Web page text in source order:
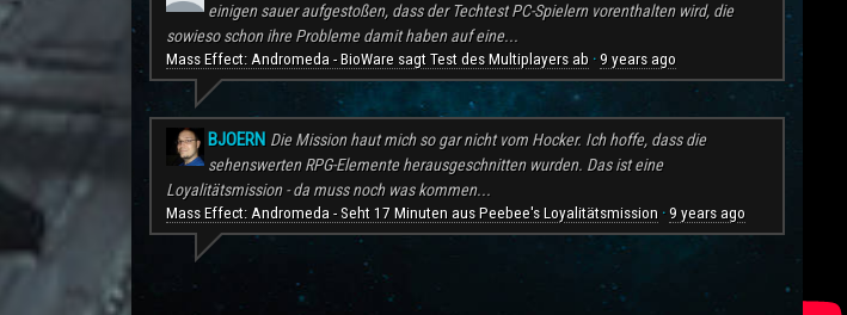
einigen sauer aufgestoßen, dass der Techtest PC-Spielern vorenthalten wird, die
sowieso schon ihre Probleme damit haben auf eine...
Mass Effect: Andromeda - BioWare sagt Test des Multiplayers ab · 9 years ago
BJOERN Die Mission haut mich so gar nicht vom Hocker. Ich hoffe, dass die
sehenswerten RPG-Elemente herausgeschnitten wurden. Das ist eine
Loyalitätsmission - da muss noch was kommen...
Mass Effect: Andromeda - Seht 17 Minuten aus Peebee's Loyalitätsmission · 9 years ago